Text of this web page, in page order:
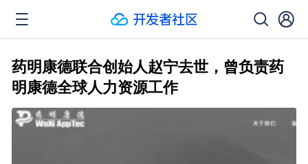
药明康德联合创始人赵宁去世，曾负责药
明康德全球人力资源工作